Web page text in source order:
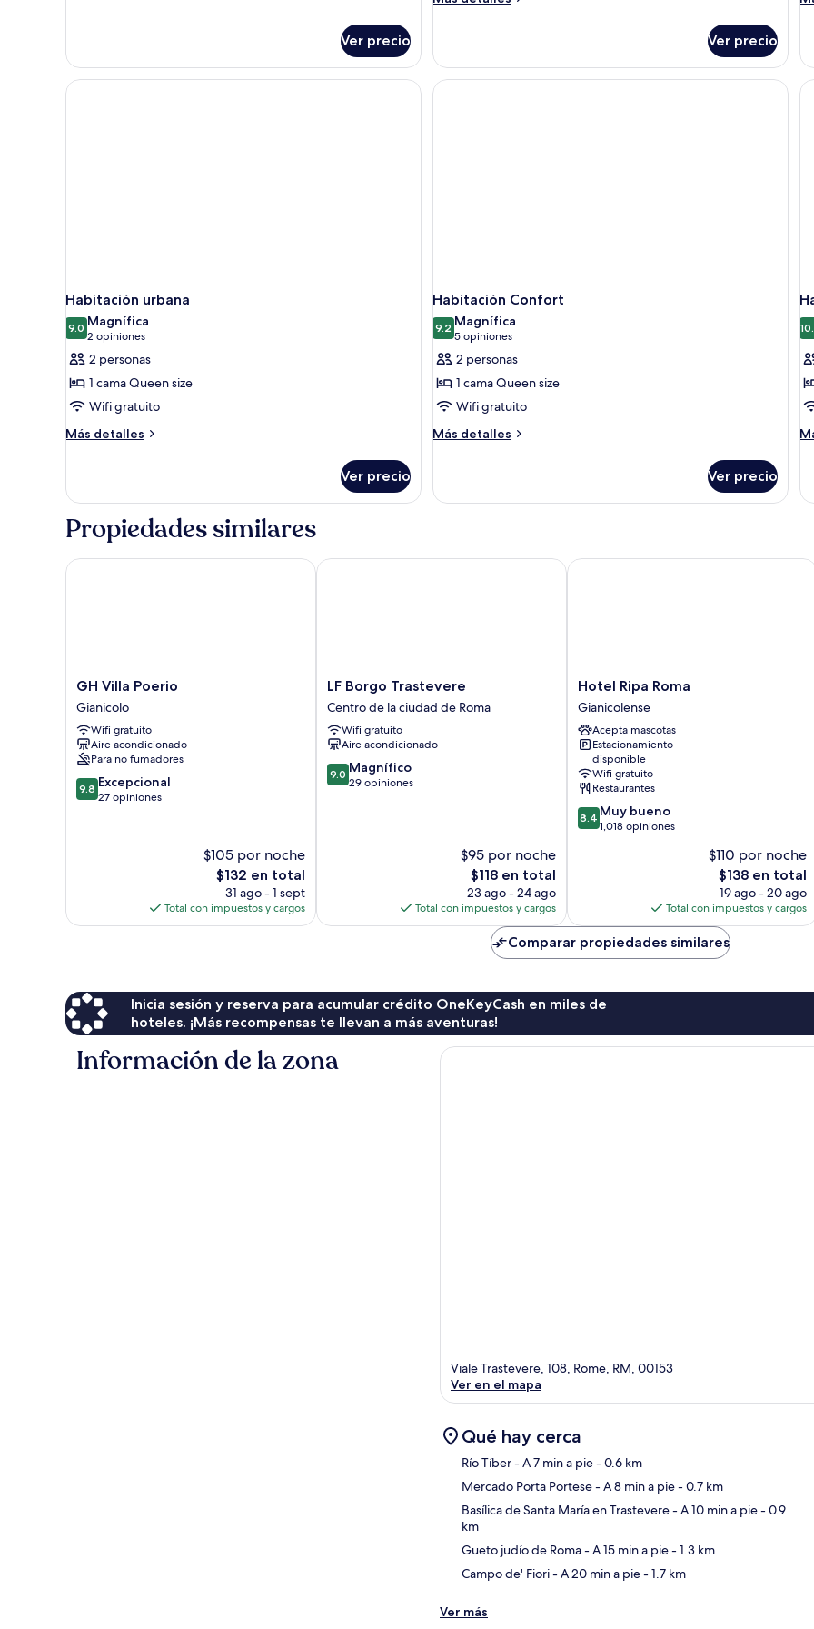
Ver precio
básica
Ver precio
Habitación urbana
9.09.0 de 10
Magnífica
2 opiniones
(2
opiniones)
2 personas
1 cama Queen size
Wifi gratuito
Más detalles
Más
urbana
Ver precio
Habitación Confort
9.29.2 de 10
Magnífica
5 opiniones
(5
opiniones)
2 personas
1 cama Queen size
Wifi gratuito
Más detalles
Más
Confort
Ver precio
Propiedades similares
GH
Villa
Poerio
Gianicolo
GH Villa Poerio
Gianicolo
Wifi gratuito
Aire acondicionado
Para no fumadores
9.8
de
9.8 Excepcional
27 opiniones
$105 por noche
El
precio
actual
es
$132 en total
31 ago - 1 sept
Total con impuestos y cargos
GH Villa Poerio
LF
Borgo
Trastevere
Centro
de
la
ciudad
LF Borgo Trastevere
Centro de la ciudad de Roma
Wifi gratuito
Aire acondicionado
9.0
de
9.0 Magnífico
29 opiniones
$95 por noche
El
precio
actual
es
$118
$118 en total
23 ago - 24 ago
Total con impuestos y cargos
LF Borgo Trastevere
Hotel
Ripa
Roma
Gianicolense
Hotel Ripa Roma
Gianicolense
Acepta mascotas
Estacionamiento
disponible
Wifi gratuito
Restaurantes
8.4
de
8.4 Muy bueno
1,018 opiniones
$110 por noche
El
precio
actual
es
de
$138
$138 en total
19 ago - 20 ago
Total con impuestos y cargos
Hotel Ripa Roma
Comparar propiedades similares
Inicia sesión y reserva para acumular crédito OneKeyCash en miles de
hoteles. ¡Más recompensas te llevan a más aventuras!
Información de la zona
Viale Trastevere, 108, Rome, RM, 00153
Ver en el mapa
Qué hay cerca
Río Tíber- A 7 min a pie- 0.6 km
Mercado Porta Portese- A 8 min a pie- 0.7 km
Basílica de Santa María en Trastevere- A 10 min a pie- 0.9
km
Gueto judío de Roma- A 15 min a pie- 1.3 km
Campo de' Fiori- A 20 min a pie- 1.7 km
Ver más